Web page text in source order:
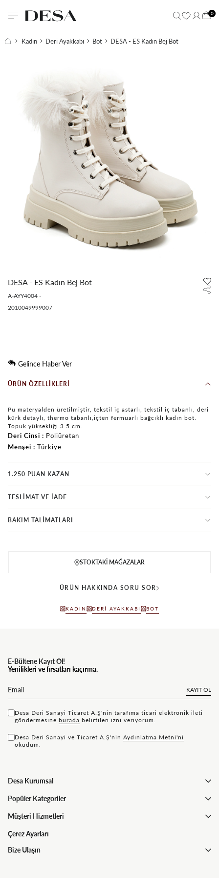
0
Kadın Deri Ayakkabı Bot DESA - ES Kadın Bej Bot
DESA - ES Kadın Bej Bot
A-AYY4004 -
2010049999007
Gelince Haber Ver
ÜRÜN ÖZELLIKLERI
Pu materyalden üretilmiştir, tekstil iç astarlı, tekstil iç tabanlı, deri
kürk detaylı, thermo tabanlı,içten fermuarlı bağcıklı kadın bot.
Topuk yüksekliği 3.5 cm.
Deri Cinsi
Poliüretan
Menşei
Türkiye
1.250 PUAN KAZAN
TESLİMAT VE İADE
BAKIM TALİMATLARI
STOKTAKI MAĞAZALAR
ÜRÜN HAKKINDA SORU SOR
KADIN DERI AYAKKABI BOT
E-Bültene Kayıt Ol!
Yenilikleri ve fırsatları kaçırma.
KAYIT OL
Desa Deri Sanayi Ticaret A.Ş'nin tarafıma ticari elektronik ileti
göndermesine bu rada belirtilen izni veriyorum.
Desa Deri Sanayi ve Ticaret A.Ş'nin Aydınlatma Metni'ni
okudum.
Desa Kurumsal
Popüler Kategoriler
Müşteri Hizmetleri
Çerez Ayarları
Bize Ulaşın